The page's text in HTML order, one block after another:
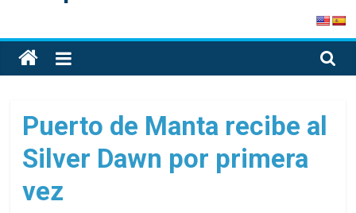
PortalCruceros
Toda
la
de
cruceros
en
solo
Puerto de Manta recibe al
Silver Dawn por primera
vez